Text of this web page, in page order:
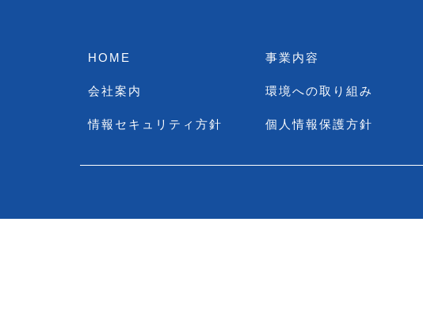
HOME 事業内容
会社案内 環境への取り組み
情報セキュリティ方針 個人情報保護方針